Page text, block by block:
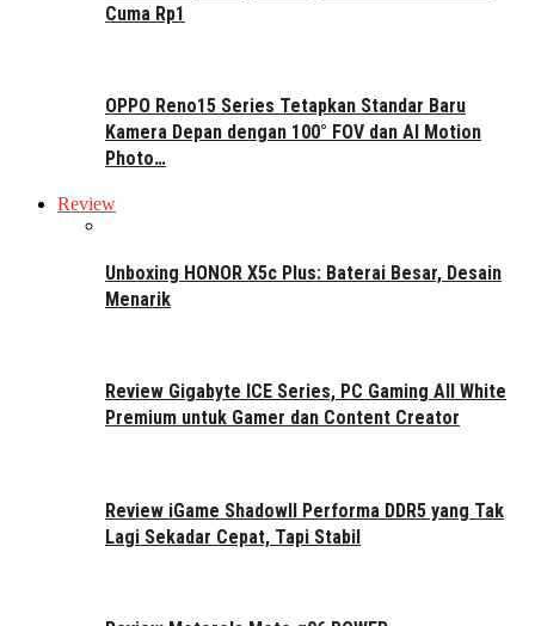
Cuma Rp1
OPPO Reno15 Series Tetapkan Standar Baru
Kamera Depan dengan 100° FOV dan AI Motion
Photo…
Review
Unboxing HONOR X5c Plus: Baterai Besar, Desain
Menarik
Review Gigabyte ICE Series, PC Gaming All White
Premium untuk Gamer dan Content Creator
Review iGame ShadowII Performa DDR5 yang Tak
Lagi Sekadar Cepat, Tapi Stabil